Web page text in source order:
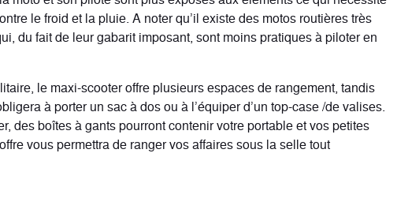
le froid et la pluie. A noter qu’il existe des motos routières très
du fait de leur gabarit imposant, sont moins pratiques à piloter en
le maxi-scooter offre plusieurs espaces de rangement, tandis
à porter un sac à dos ou à l’équiper d’un top-case /de valises.
des boîtes à gants pourront contenir votre portable et vos petites
vous permettra de ranger vos affaires sous la selle tout